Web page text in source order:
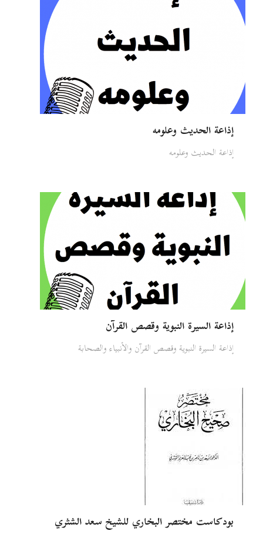
إذاعة الحديث وعلومه
إذاعة الحديث وعلومه
إذاعة السيرة النبوية وقصص القرآن
إذاعة السيرة النبوية وقصص القرآن والأنبياء والصحابة
بودكاست مختصر البخاري للشيخ سعد الشثري